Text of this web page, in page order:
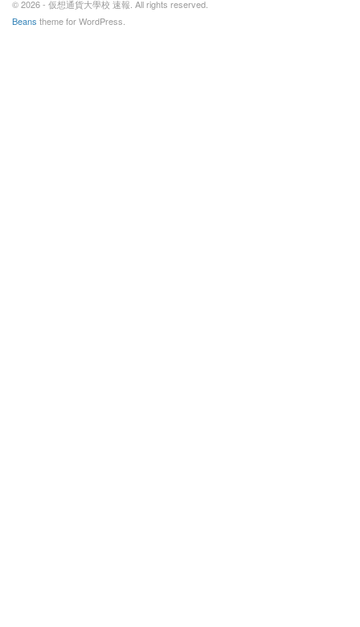
© 2026 - 仮想通貨大學校 速報. All rights reserved.
Beans theme for WordPress.